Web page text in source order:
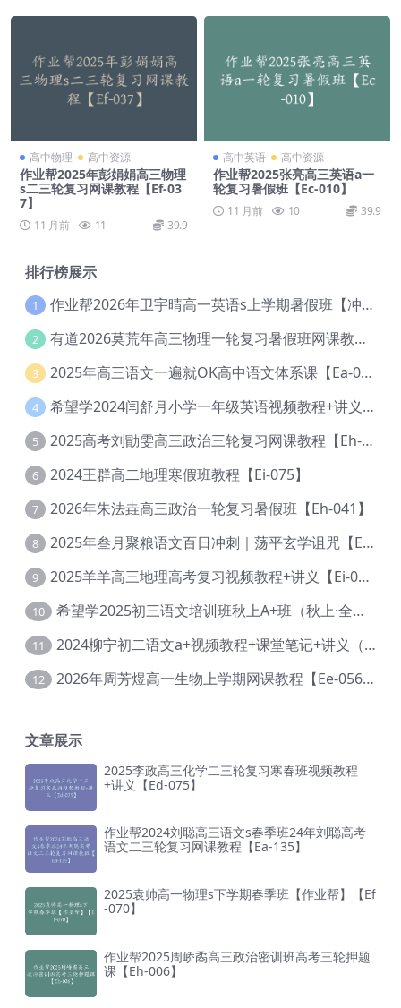
高中物理 高中资源
作业帮2025年彭娟娟高三物理
s二三轮复习网课教程【Ef-03
7】
11 月前 11 39.9
高中英语 高中资源
作业帮2025张亮高三英语a一
轮复习暑假班【Ec-010】
11 月前 10 39.9
排行榜展示
1 作业帮2026年卫宇晴高一英语s上学期暑假班【冲顶班】【Ec-003】
2 有道2026莫荒年高三物理一轮复习暑假班网课教程【Ef-044】
3 2025年高三语文一遍就OK高中语文体系课【Ea-028】
4 希望学2024闫舒月小学一年级英语视频教程+讲义【Cc-004】
5 2025高考刘勖雯高三政治三轮复习网课教程【Eh-061】
6 2024王群高二地理寒假班教程【Ei-075】
7 2026年朱法垚高三政治一轮复习暑假班【Eh-041】
8 2025年叁月聚粮语文百日冲刺｜荡平玄学诅咒【Ea-001】
9 2025羊羊高三地理高考复习视频教程+讲义【Ei-051】
10 希望学2025初三语文培训班秋上A+班（秋上·全国版·A+）【Da-031】
11 2024柳宁初二语文a+视频教程+课堂笔记+讲义（暑假班+秋季班）【Da-003】
12 2026年周芳煜高一生物上学期网课教程【Ee-056】
文章展示
2025李政高三化学二三轮复习寒春班视频教程
+讲义【Ed-075】
作业帮2024刘聪高三语文s春季班24年刘聪高考
语文二三轮复习网课教程【Ea-135】
2025袁帅高一物理s下学期春季班【作业帮】【Ef
-070】
作业帮2025周峤矞高三政治密训班高考三轮押题
课【Eh-006】